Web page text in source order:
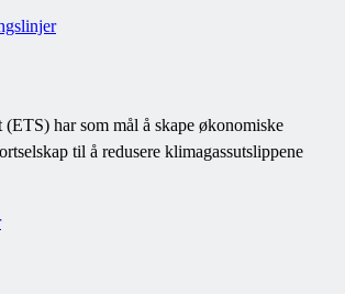
har som mål å skape økonomiske
til å redusere klimagassutslippene